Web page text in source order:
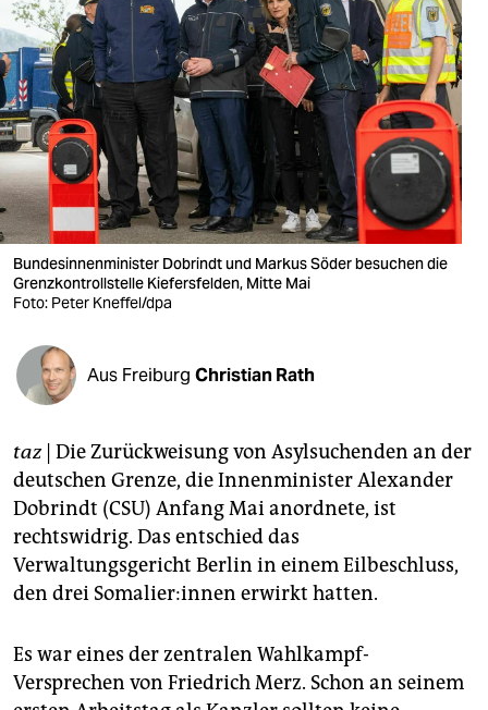
nord
wahrheit
verlag
verlag
veranstaltungen
shop
fragen & hilfe
unterstützen
abo
epaper login
Bundesinnenminister Dobrindt und Markus Söder besuchen die
Grenzkontrollstelle Kiefersfelden, Mitte Mai
Foto: Peter Kneffel/dpa
Aus Freiburg Christian Rath
taz| Die Zurückweisung von Asylsuchenden an der
deutschen Grenze, die Innenminister Alexander
Dobrindt (CSU) Anfang Mai anordnete, ist
rechtswidrig. Das entschied das
Verwaltungsgericht Berlin in einem Eilbeschluss,
den drei So­ma­lie­r:in­nen erwirkt hatten.
Es war eines der zentralen Wahlkampf-
Versprechen von Friedrich Merz. Schon an seinem